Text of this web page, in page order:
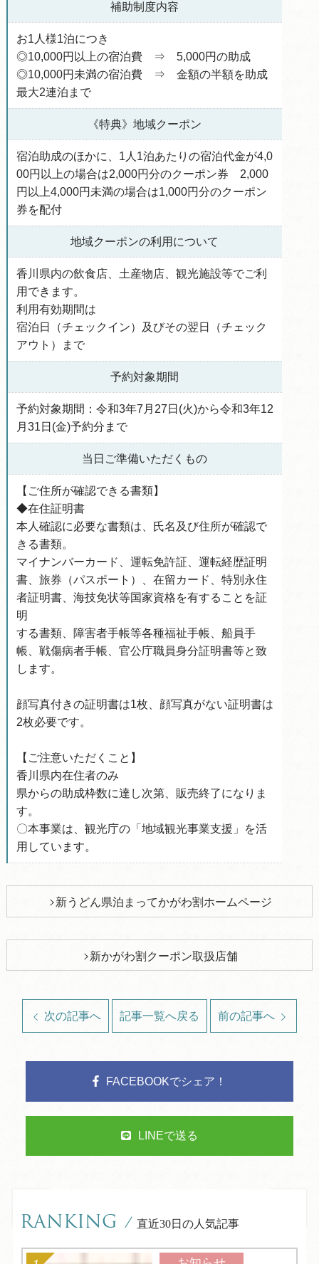
補助制度内容
お1人様1泊につき
◎10,000円以上の宿泊費 ⇒ 5,000円の助成
◎10,000円未満の宿泊費 ⇒ 金額の半額を助成
最大2連泊まで
《特典》地域クーポン
宿泊助成のほかに、1人1泊あたりの宿泊代金が4,0
00円以上の場合は2,000円分のクーポン券 2,000
円以上4,000円未満の場合は1,000円分のクーポン
券を配付
地域クーポンの利用について
香川県内の飲食店、土産物店、観光施設等でご利
用できます。
利用有効期間は
宿泊日（チェックイン）及びその翌日（チェック
アウト）まで
予約対象期間
予約対象期間：令和3年7月27日(火)から令和3年12
月31日(金)予約分まで
当日ご準備いただくもの
【ご住所が確認できる書類】
◆在住証明書
本人確認に必要な書類は、氏名及び住所が確認で
きる書類。
マイナンバーカード、運転免許証、運転経歴証明
書、旅券（パスポート）、在留カード、特別永住
者証明書、海技免状等国家資格を有することを証
明
する書類、障害者手帳等各種福祉手帳、船員手
帳、戦傷病者手帳、官公庁職員身分証明書等と致
します。
顔写真付きの証明書は1枚、顔写真がない証明書は
2枚必要です。
【ご注意いただくこと】
香川県内在住者のみ
県からの助成枠数に達し次第、販売終了になりま
す。
〇本事業は、観光庁の「地域観光事業支援」を活
用しています。
新うどん県泊まってかがわ割ホームページ
新かがわ割クーポン取扱店舗
次の記事へ 記事一覧へ戻る 前の記事へ
FACEBOOKでシェア！
LINEで送る
RANKING / 直近30日の人気記事